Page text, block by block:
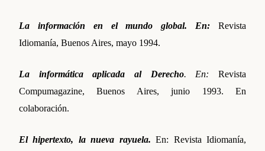
La información en el mundo global. En:
Revista
Idiomanía, Buenos Aires, mayo 1994.
La informática aplicada al Derecho. En:Revista
Compumagazine, Buenos Aires, junio 1993. En
colaboración.
El hipertexto, la nueva rayuela. En: Revista Idiomanía,